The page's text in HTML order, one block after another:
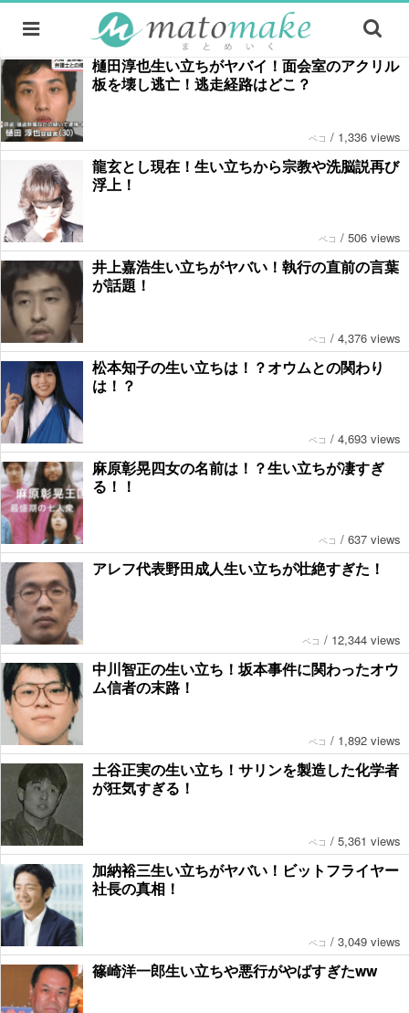
樋田淳也生い立ちがヤバイ！面会室のアクリル
板を壊し逃亡！逃走経路はどこ？
ペコ / 1,336 views
龍玄とし現在！生い立ちから宗教や洗脳説再び
浮上！
ペコ / 506 views
井上嘉浩生い立ちがヤバい！執行の直前の言葉
が話題！
ペコ / 4,376 views
松本知子の生い立ちは！？オウムとの関わり
は！？
ペコ / 4,693 views
麻原彰晃四女の名前は！？生い立ちが凄すぎ
る！！
ペコ / 637 views
アレフ代表野田成人生い立ちが壮絶すぎた！
ペコ / 12,344 views
中川智正の生い立ち！坂本事件に関わったオウ
ム信者の末路！
ペコ / 1,892 views
土谷正実の生い立ち！サリンを製造した化学者
が狂気すぎる！
ペコ / 5,361 views
加納裕三生い立ちがヤバい！ビットフライヤー
社長の真相！
ペコ / 3,049 views
篠崎洋一郎生い立ちや悪行がやばすぎたww